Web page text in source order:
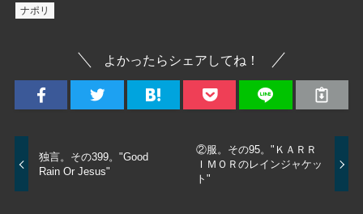
ナポリ
よかったらシェアしてね！
独言。その399。"Good
Rain Or Jesus"
②服。その95。"ＫＡＲＲ
ＩＭＯＲのレインジャケッ
ト"